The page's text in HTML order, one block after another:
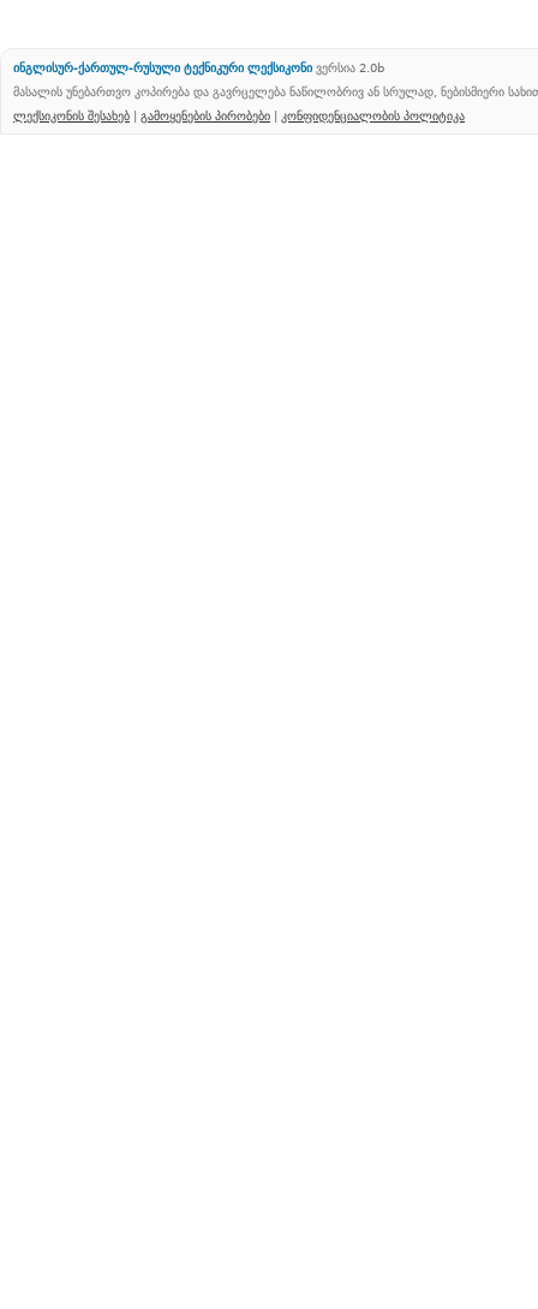
ინგლისურ-ქართულ-რუსული ტექნიკური ლექსიკონი ვერსია 2.0b
მასალის უნებართვო კოპირება და გავრცელება ნაწილობრივ ან სრულად, ნებისმიერი
ლექსიკონის შესახებ | გამოყენების პირობები | კონფიდენციალობის პოლიტიკა